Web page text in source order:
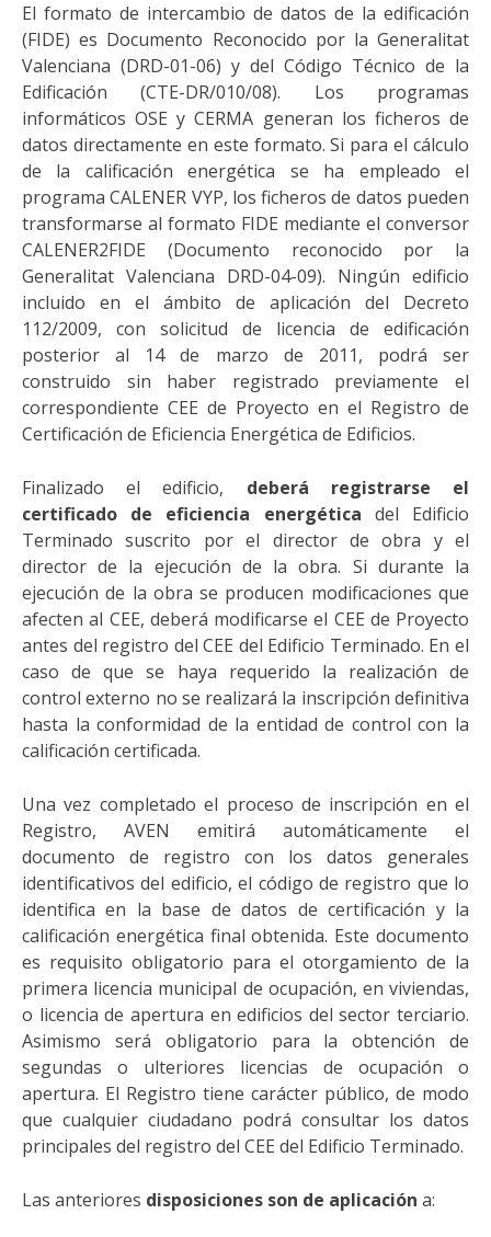
El formato de intercambio de datos de la edificación
(FIDE) es Documento Reconocido por la Generalitat
Valenciana (DRD-01-06) y del Código Técnico de la
Edificación (CTE-DR/010/08). Los programas
informáticos OSE y CERMA generan los ficheros de
datos directamente en este formato. Si para el cálculo
de la calificación energética se ha empleado el
programa CALENER VYP, los ficheros de datos pueden
transformarse al formato FIDE mediante el conversor
CALENER2FIDE (Documento reconocido por la
Generalitat Valenciana DRD-04-09). Ningún edificio
incluido en el ámbito de aplicación del Decreto
112/2009, con solicitud de licencia de edificación
posterior al 14 de marzo de 2011, podrá ser
construido sin haber registrado previamente el
correspondiente CEE de Proyecto en el Registro de
Certificación de Eficiencia Energética de Edificios.
Finalizado el edificio, deberá registrarse el
certificado de eficiencia energética del Edificio
Terminado suscrito por el director de obra y el
director de la ejecución de la obra. Si durante la
ejecución de la obra se producen modificaciones que
afecten al CEE, deberá modificarse el CEE de Proyecto
antes del registro del CEE del Edificio Terminado. En el
caso de que se haya requerido la realización de
control externo no se realizará la inscripción definitiva
hasta la conformidad de la entidad de control con la
calificación certificada.
Una vez completado el proceso de inscripción en el
Registro, AVEN emitirá automáticamente el
documento de registro con los datos generales
identificativos del edificio, el código de registro que lo
identifica en la base de datos de certificación y la
calificación energética final obtenida. Este documento
es requisito obligatorio para el otorgamiento de la
primera licencia municipal de ocupación, en viviendas,
o licencia de apertura en edificios del sector terciario.
Asimismo será obligatorio para la obtención de
segundas o ulteriores licencias de ocupación o
apertura. El Registro tiene carácter público, de modo
que cualquier ciudadano podrá consultar los datos
principales del registro del CEE del Edificio Terminado.
Las anteriores disposiciones son de aplicación a: